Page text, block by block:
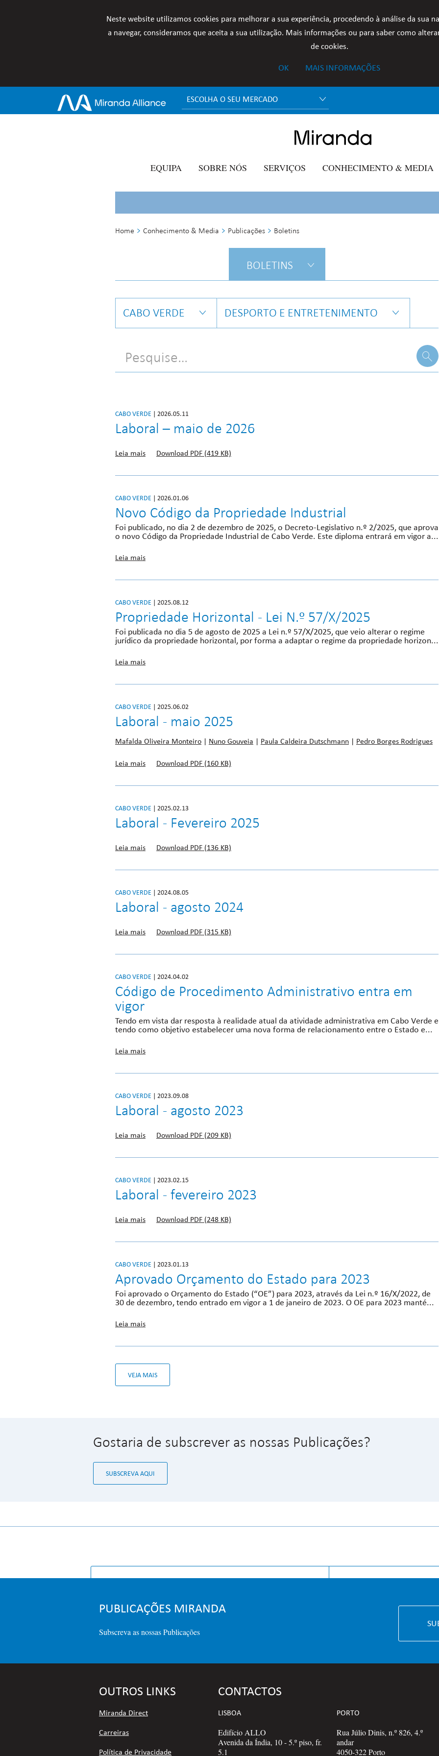
Neste website utilizamos cookies para melhorar a sua experiência, procedendo à análise da sua
a navegar, consideramos que aceita a sua utilização. Mais informações ou para saber como
de cookies.
OK MAIS INFORMAÇÕES
ESCOLHA O SEU MERCADO
EQUIPA SOBRE NÓS SERVIÇOS CONHECIMENTO & MEDIA
Home Conhecimento & Media Publicações Boletins
BOLETINS
CABO VERDE DESPORTO E ENTRETENIMENTO
CABO VERDE | 2026.05.11
Laboral – maio de 2026
Leia mais Download PDF (419 KB)
CABO VERDE | 2026.01.06
Novo Código da Propriedade Industrial
Foi publicado, no dia 2 de dezembro de 2025, o Decreto-Legislativo n.º 2/2025, que aprova
o novo Código da Propriedade Industrial de Cabo Verde. Este diploma entrará em vigor a...
Leia mais
CABO VERDE | 2025.08.12
Propriedade Horizontal - Lei N.º 57/X/2025
Foi publicada no dia 5 de agosto de 2025 a Lei n.º 57/X/2025, que veio alterar o regime
jurídico da propriedade horizontal, por forma a adaptar o regime da propriedade horizon...
Leia mais
CABO VERDE | 2025.06.02
Laboral - maio 2025
Mafalda Oliveira Monteiro | Nuno Gouveia | Paula Caldeira Dutschmann | Pedro Borges Rodrigues
Leia mais Download PDF (160 KB)
CABO VERDE | 2025.02.13
Laboral - Fevereiro 2025
Leia mais Download PDF (136 KB)
CABO VERDE | 2024.08.05
Laboral - agosto 2024
Leia mais Download PDF (315 KB)
CABO VERDE | 2024.04.02
Código de Procedimento Administrativo entra em
vigor
Tendo em vista dar resposta à realidade atual da atividade administrativa em Cabo Verde e
tendo como objetivo estabelecer uma nova forma de relacionamento entre o Estado e...
Leia mais
CABO VERDE | 2023.09.08
Laboral - agosto 2023
Leia mais Download PDF (209 KB)
CABO VERDE | 2023.02.15
Laboral - fevereiro 2023
Leia mais Download PDF (248 KB)
CABO VERDE | 2023.01.13
Aprovado Orçamento do Estado para 2023
Foi aprovado o Orçamento do Estado (“OE”) para 2023, através da Lei n.º 16/X/2022, de
30 de dezembro, tendo entrado em vigor a 1 de janeiro de 2023. O OE para 2023 manté...
Leia mais
VEJA MAIS
Gostaria de subscrever as nossas Publicações?
SUBSCREVA AQUI
PUBLICAÇÕES MIRANDA
Subscreva as nossas Publicações
OUTROS LINKS
Miranda Direct
Carreiras
Política de Privacidade
CONTACTOS
LISBOA
Edifício ALLO
Avenida da Índia, 10 - 5.º piso, fr.
5.1
PORTO
Rua Júlio Dinis, n.º 826, 4.º
andar
4050-322 Porto